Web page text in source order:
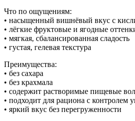
Что по ощущениям:
• насыщенный вишнёвый вкус с
• лёгкие фруктовые и ягодные
• мягкая, сбалансированная сладость
• густая, гелевая текстура
Преимущества:
• без сахара
• без крахмала
• содержит растворимые пищевые
• подходит для рациона с контролем
• яркий вкус без перегруженности